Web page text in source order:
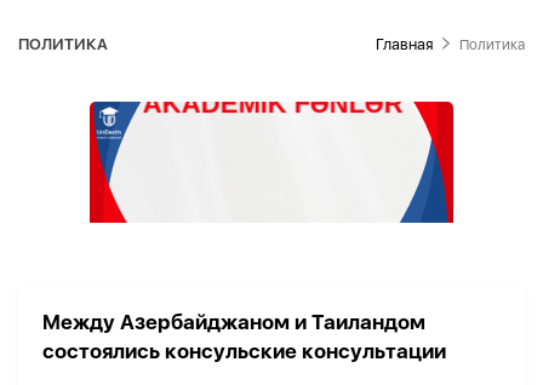
ПОЛИТИКА Главная Политика
Между Азербайджаном и Таиландом
состоялись консульские консультации